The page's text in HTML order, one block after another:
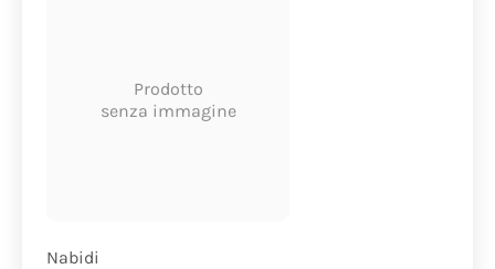
Prodotto
senza immagine
Nabidi